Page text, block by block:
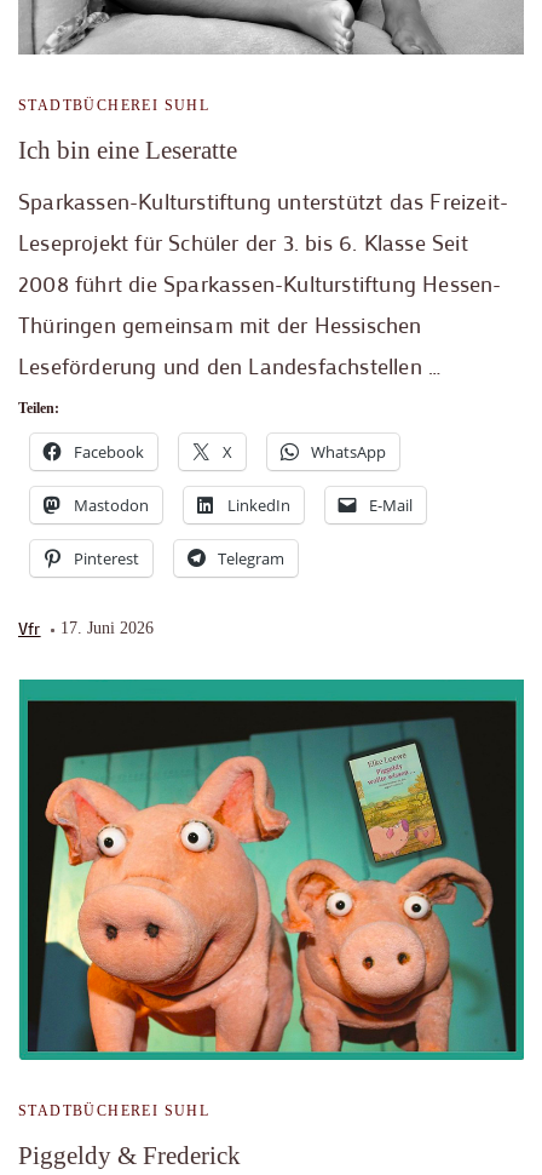
STADTBÜCHEREI SUHL
Ich bin eine Leseratte
Sparkassen-Kulturstiftung unterstützt das Freizeit-
Leseprojekt für Schüler der 3. bis 6. Klasse Seit
2008 führt die Sparkassen-Kulturstiftung Hessen-
Thüringen gemeinsam mit der Hessischen
Leseförderung und den Landesfachstellen …
Teilen:
Facebook X WhatsApp
Mastodon LinkedIn E-Mail
Pinterest Telegram
Vfr 17. Juni 2026
STADTBÜCHEREI SUHL
Piggeldy & Frederick